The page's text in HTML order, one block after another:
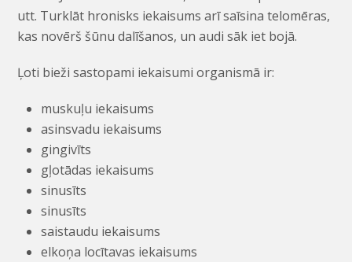
utt. Turklāt hronisks iekaisums arī saīsina telomēras,
kas novērš šūnu dalīšanos, un audi sāk iet bojā.
Ļoti bieži sastopami iekaisumi organismā ir:
muskuļu iekaisums
asinsvadu iekaisums
gingivīts
gļotādas iekaisums
sinusīts
sinusīts
saistaudu iekaisums
elkoņa locītavas iekaisums